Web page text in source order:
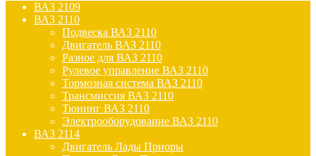
ВАЗ 2109
ВАЗ 2110
Подвеска ВАЗ 2110
Двигатель ВАЗ 2110
Разное для ВАЗ 2110
Рулевое управление ВАЗ 2110
Тормозная система ВАЗ 2110
Трансмиссия ВАЗ 2110
Тюнинг ВАЗ 2110
Электрооборудование ВАЗ 2110
ВАЗ 2114
Двигатель Лады Приоры